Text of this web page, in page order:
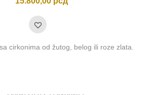
cirkonima od žutog, belog ili roze zlata.